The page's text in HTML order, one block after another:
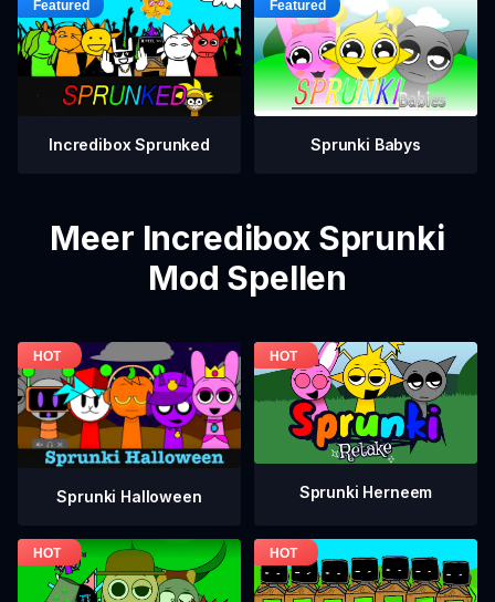
Incredibox Sprunked Sprunki Babys
Meer Incredibox Sprunki
Mod Spellen
Sprunki Halloween Sprunki Herneem